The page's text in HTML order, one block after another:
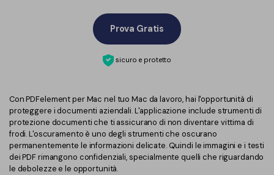
Prova Gratis
sicuro e protetto
Con PDFelement per Mac nel tuo Mac da lavoro, hai l'opportunità di
proteggere i documenti aziendali. L'applicazione include strumenti di
protezione documenti che ti assicurano di non diventare vittima di
frodi. L'oscuramento è uno degli strumenti che oscurano
permanentemente le informazioni delicate. Quindi le immagini e i testi
dei PDF rimangono confidenziali, specialmente quelli che riguardando
le debolezze e le opportunità.